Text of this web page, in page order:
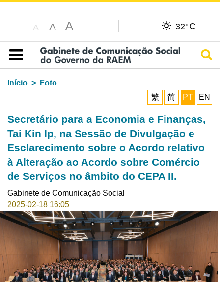
A A A 32°C
Índice
Início
Foto
繁
简 PT EN
Secretário para a Economia e Finanças,
Tai Kin Ip, na Sessão de Divulgação e
Esclarecimento sobre o Acordo relativo
à Alteração ao Acordo sobre Comércio
de Serviços no âmbito do CEPA II.
Gabinete de Comunicação Social
2025-02-18 16:05